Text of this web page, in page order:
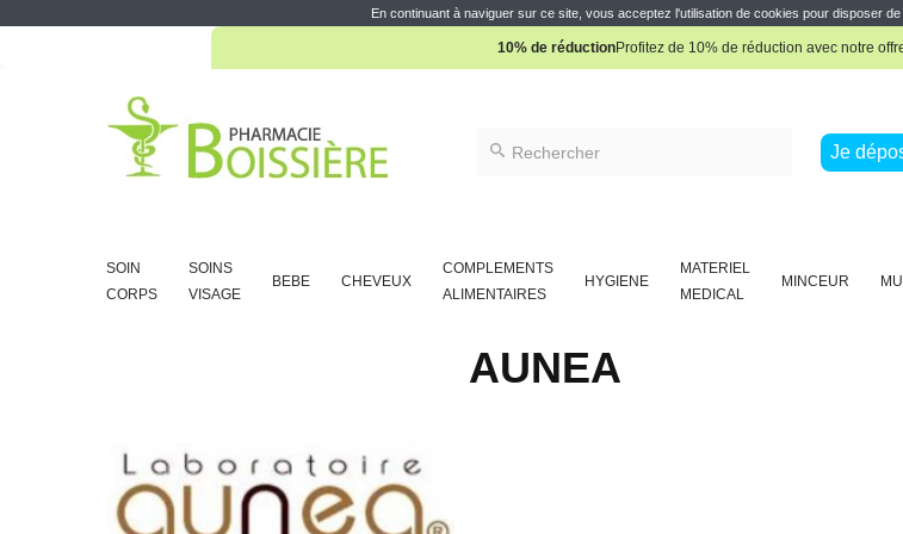
En continuant à naviguer sur ce site, vous acceptez l'utilisation de cookies pour disposer
Pharmacie Boissière Française
10% de réductionProfitez de 10% de réduction avec notre
Je
SOIN
CORPS
SOINS
VISAGE
BEBE CHEVEUX
COMPLEMENTS
ALIMENTAIRES
HYGIENE
MATERIEL
MEDICAL
MINCEUR
AUNEA